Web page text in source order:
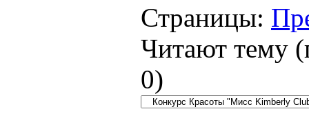
Страницы:
Читают тему
0)